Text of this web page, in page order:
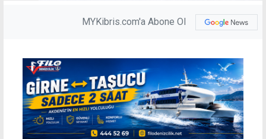
MYKibris.com'a Abone Ol